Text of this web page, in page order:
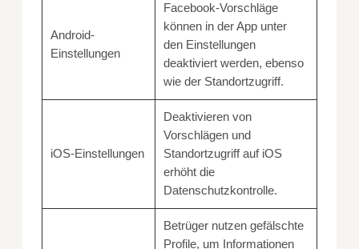
Android-
Einstellungen
Facebook-Vorschläge
können in der App unter
den Einstellungen
deaktiviert werden, ebenso
wie der Standortzugriff.
iOS-Einstellungen
Deaktivieren von
Vorschlägen und
Standortzugriff auf iOS
erhöht die
Datenschutzkontrolle.
Betrüger nutzen gefälschte
Profile, um Informationen